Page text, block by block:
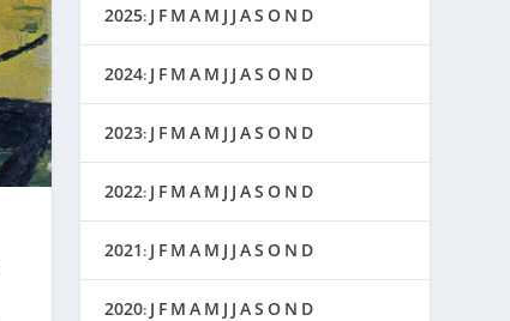
2025: J F M A M J J AS O N D
2024: J F M A M J J AS O N D
2023: J F M A M J J AS O N D
2022: J F M A M J J AS O N D
2021: J F M A M J J AS O N D
2020: J F M A M J J AS O N D